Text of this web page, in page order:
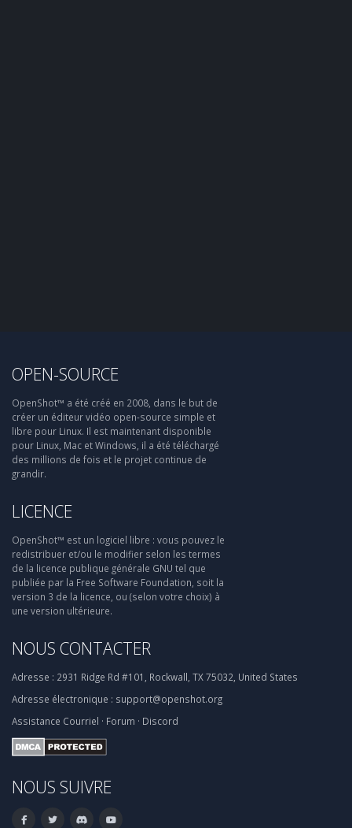
OPEN-SOURCE
OpenShot™ a été créé en 2008, dans le but de
créer un éditeur vidéo open-source simple et
libre pour Linux. Il est maintenant disponible
pour Linux, Mac et Windows, il a été téléchargé
des millions de fois et le projet continue de
grandir.
LICENCE
OpenShot™ est un logiciel libre : vous pouvez le
redistribuer et/ou le modifier selon les termes
de la licence publique générale GNU tel que
publiée par la Free Software Foundation, soit la
version 3 de la licence, ou (selon votre choix) à
une version ultérieure.
NOUS CONTACTER
Adresse : 2931 Ridge Rd #101, Rockwall, TX 75032, United States
Adresse électronique : support@openshot.org
Assistance Courriel · Forum · Discord
NOUS SUIVRE